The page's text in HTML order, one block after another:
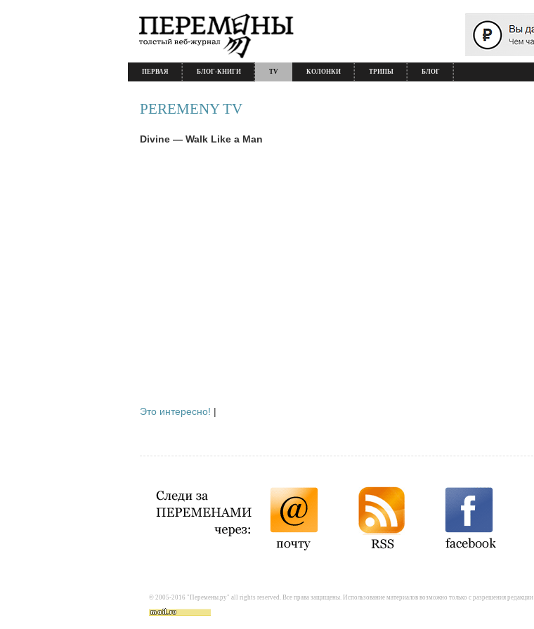
ПЕРВАЯ БЛОГ-КНИГИ TV КОЛОНКИ ТРИПЫ БЛОГ
PEREMENY TV
Divine — Walk Like a Man
Это интересно! |
© 2005-2016 "Перемены.ру" all rights reserved. Все права защищены. Использование материалов возможно только с разрешения редакции